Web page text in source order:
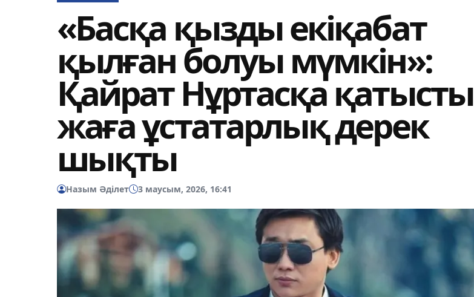
«Басқа қызды екіқабат
қылған болуы мүмкін»:
Қайрат Нұртасқа қатысты
жаға ұстатарлық дерек
шықты
Назым Әділет 3 маусым, 2026, 16:41